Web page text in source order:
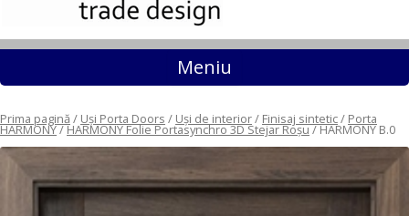
Meniu Sari la conținut
Prima pagină / Uși Porta Doors / Uși de interior/ Finisaj sintetic/ Porta
HARMONY/HARMONY Folie Portasynchro 3D Stejar Roșu/ HARMONY B.0